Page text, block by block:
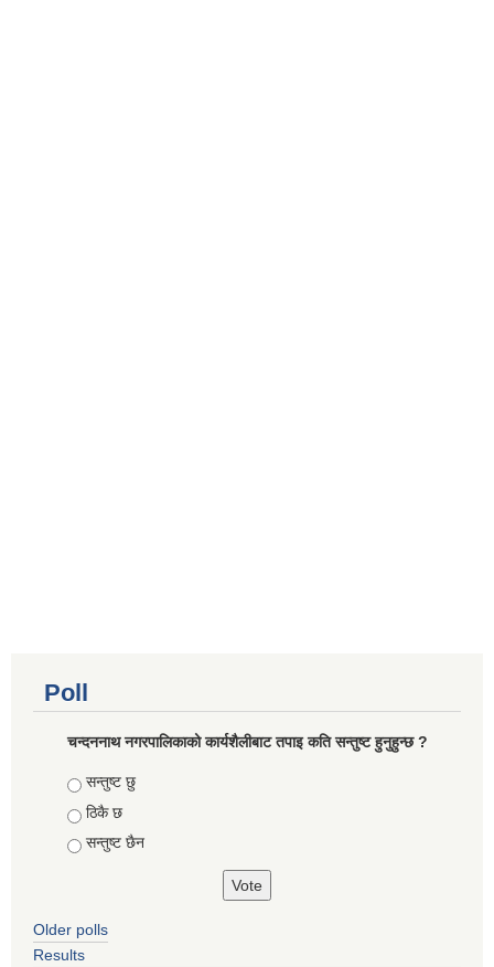
Poll
चन्दननाथ नगरपालिकाको कार्यशैलीबाट तपाइ कति सन्तुष्ट हुनुहुन्छ ?
Choices
सन्तुष्ट छु
ठिकै छ
सन्तुष्ट छैन
Older polls
Results